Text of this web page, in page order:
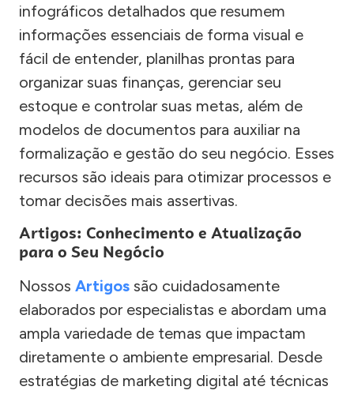
infográficos detalhados que resumem
informações essenciais de forma visual e
fácil de entender, planilhas prontas para
organizar suas finanças, gerenciar seu
estoque e controlar suas metas, além de
modelos de documentos para auxiliar na
formalização e gestão do seu negócio. Esses
recursos são ideais para otimizar processos e
tomar decisões mais assertivas.
Artigos: Conhecimento e Atualização
para o Seu Negócio
Nossos Artigos são cuidadosamente
elaborados por especialistas e abordam uma
ampla variedade de temas que impactam
diretamente o ambiente empresarial. Desde
estratégias de marketing digital até técnicas